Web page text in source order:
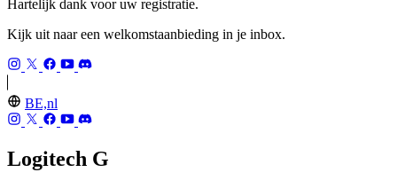
Hartelijk dank voor uw registratie.
Kijk uit naar een welkomstaanbieding in je inbox.
BE,nl
Logitech G